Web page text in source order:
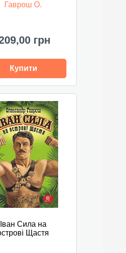
Гаврош О.
грн
Купити
Іван Сила на
Щастя